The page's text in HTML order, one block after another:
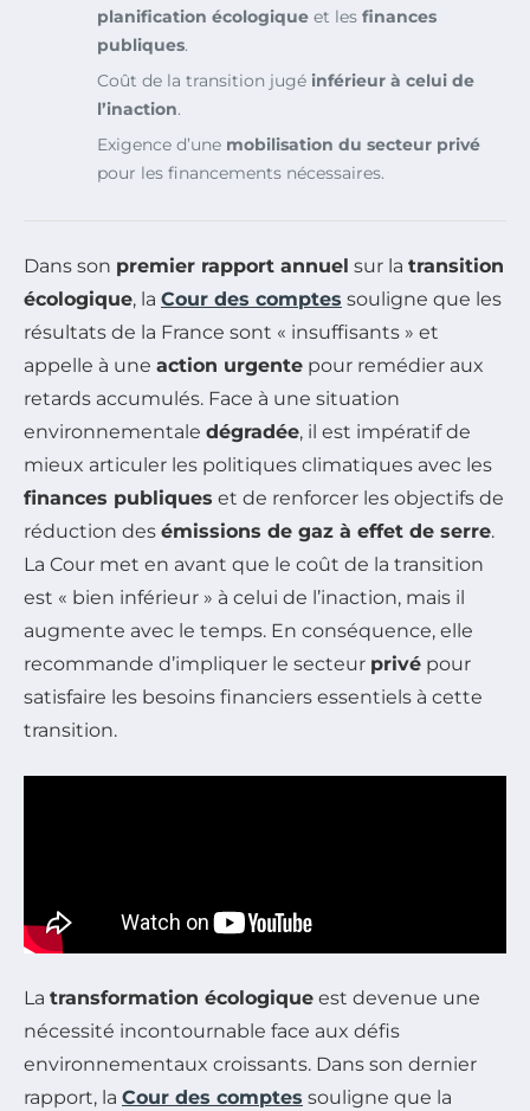
planification écologique et les finances
publiques.
Coût de la transition jugé inférieur à celui de
l’inaction.
Exigence d’une mobilisation du secteur privé
pour les financements nécessaires.
Dans son premier rapport annuel sur la transition
écologique, la Cour des comptes souligne que les
résultats de la France sont « insuffisants » et
appelle à une action urgente pour remédier aux
retards accumulés. Face à une situation
environnementale dégradée, il est impératif de
mieux articuler les politiques climatiques avec les
finances publiques et de renforcer les objectifs de
réduction des émissions de gaz à effet de serre.
La Cour met en avant que le coût de la transition
est « bien inférieur » à celui de l’inaction, mais il
augmente avec le temps. En conséquence, elle
recommande d’impliquer le secteur privé pour
satisfaire les besoins financiers essentiels à cette
transition.
La transformation écologique est devenue une
nécessité incontournable face aux défis
environnementaux croissants. Dans son dernier
rapport, la Cour des comptes souligne que la